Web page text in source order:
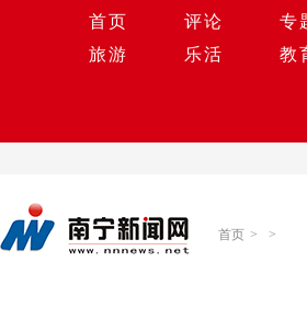
首页 评论 专
旅游
乐活 教
首页 > >